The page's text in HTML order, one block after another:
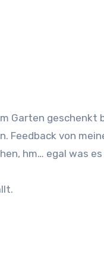
Garten geschenkt
Feedback von
hm… egal was